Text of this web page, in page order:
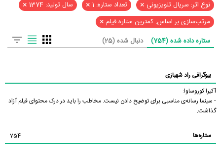
نوع اثر: سریال تلویزیونی × تعداد ستاره: 1 × سال تولید: 1374 ×
مرتب‌سازی بر اساس: کمترین ستاره فیلم ×
ستاره داده شده (754) دنبال شده (25)
بیوگرافی راد شهبازی
آکیرا کوروساوا:
- سینما رسانه‌ی مناسبی برای توضیح دادن نیست. مخاطب را باید در درک محتوای فیلم آزاد
گذاشت.
ستاره‌ها 754